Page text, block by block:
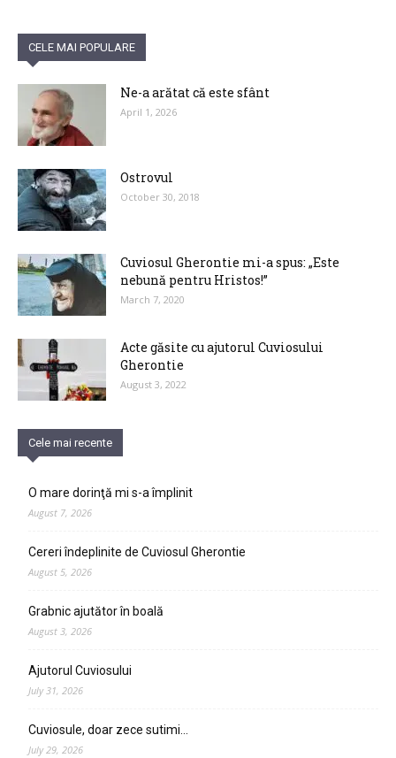
CELE MAI POPULARE
Ne-a arătat că este sfânt
April 1, 2026
Ostrovul
October 30, 2018
Cuviosul Gherontie mi-a spus: „Este
nebună pentru Hristos!”
March 7, 2020
Acte găsite cu ajutorul Cuviosului
Gherontie
August 3, 2022
Cele mai recente
O mare dorinţă mi s-a împlinit
August 7, 2026
Cereri îndeplinite de Cuviosul Gherontie
August 5, 2026
Grabnic ajutător în boală
August 3, 2026
Ajutorul Cuviosului
July 31, 2026
Cuviosule, doar zece sutimi…
July 29, 2026